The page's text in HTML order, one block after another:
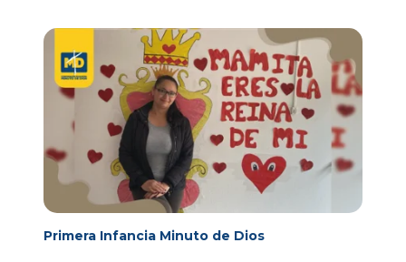
Primera Infancia Minuto de Dios